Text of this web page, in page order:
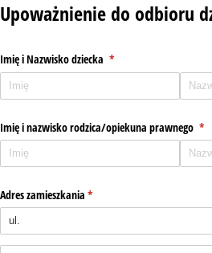
Upoważnienie do odbioru
Imię i Nazwisko dziecka *
(wymagane)
Imię i nazwisko rodzica/​opiekuna prawnego *
Adres zamieszkania *
(wymagane)